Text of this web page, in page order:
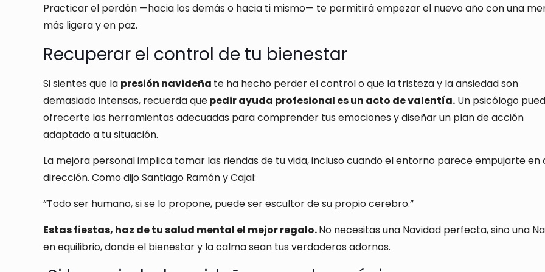
Practicar el perdón —hacia los demás o hacia ti mismo— te permitirá empezar el nuevo año con una
más ligera y en paz.
Recuperar el control de tu bienestar
Si sientes que la presión navideña te ha hecho perder el control o que la tristeza y la ansiedad son
demasiado intensas, recuerda quepedir ayuda profesional es un acto de valentía.Un psicólogo
ofrecerte las herramientas adecuadas para comprender tus emociones y diseñar un plan de acción
adaptado a tu situación.
La mejora personal implica tomar las riendas de tu vida, incluso cuando el entorno parece empujarte en
dirección. Como dijo Santiago Ramón y Cajal:
“Todo ser humano, si se lo propone, puede ser escultor de su propio cerebro.”
Estas fiestas, haz de tu salud mental el mejor regalo.No necesitas una Navidad perfecta, sino una
en equilibrio, donde el bienestar y la calma sean tus verdaderos adornos.